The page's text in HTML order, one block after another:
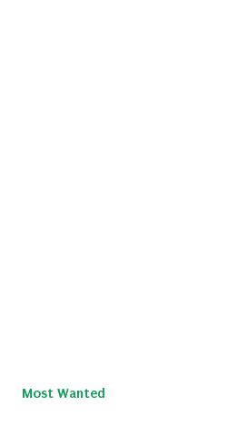
Most Wanted